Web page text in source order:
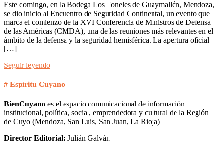
Este domingo, en la Bodega Los Toneles de Guaymallén, Mendoza,
se dio inicio al Encuentro de Seguridad Continental, un evento que
marca el comienzo de la XVI Conferencia de Ministros de Defensa
de las Américas (CMDA), una de las reuniones más relevantes en el
ámbito de la defensa y la seguridad hemisférica. La apertura oficial
[…]
Seguir leyendo
# Espíritu Cuyano
BienCuyano es el espacio comunicacional de información
institucional, política, social, emprendedora y cultural de la Región
de Cuyo (Mendoza, San Luis, San Juan, La Rioja)
Director Editorial: Julián Galván